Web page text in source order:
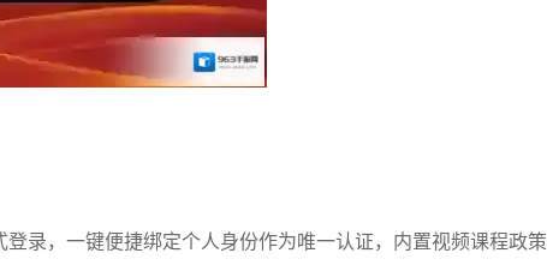
录，一键便捷绑定个人身份作为唯一认证，内置视频课程政策